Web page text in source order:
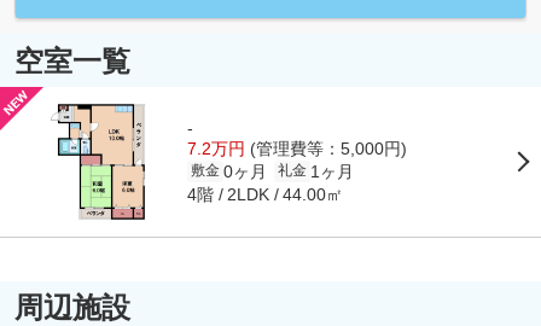
空室一覧
-
7.2万円 (管理費等：5,000円)
敷金 0ヶ月 礼金 1ヶ月
4階 2LDK 44.00㎡
周辺施設